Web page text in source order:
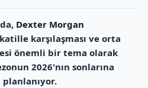
Dexter Morgan
karşılaşması ve orta
önemli bir tema olarak
2026'nın sonlarına
planlanıyor.